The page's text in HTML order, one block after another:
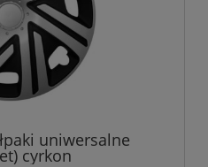
uniwersalne
cyrkon